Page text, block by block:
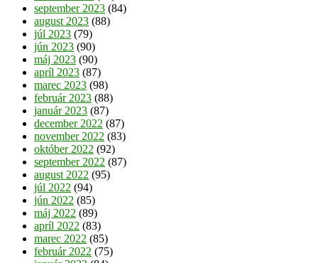
september 2023 (84)
august 2023 (88)
júl 2023 (79)
jún 2023 (90)
máj 2023 (90)
apríl 2023 (87)
marec 2023 (98)
február 2023 (88)
január 2023 (87)
december 2022 (87)
november 2022 (83)
október 2022 (92)
september 2022 (87)
august 2022 (95)
júl 2022 (94)
jún 2022 (85)
máj 2022 (89)
apríl 2022 (83)
marec 2022 (85)
február 2022 (75)